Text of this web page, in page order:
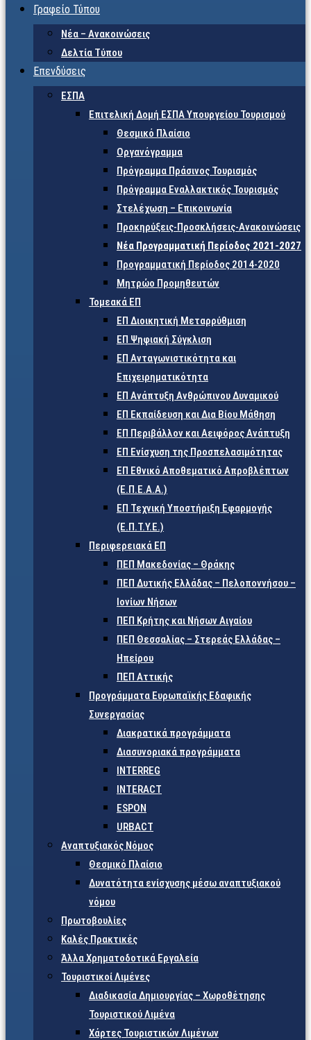
Γραφείο Τύπου
Νέα – Ανακοινώσεις
Δελτία Τύπου
Επενδύσεις
ΕΣΠΑ
Επιτελική Δομή ΕΣΠΑ Υπουργείου Τουρισμού
Θεσμικό Πλαίσιο
Οργανόγραμμα
Πρόγραμμα Πράσινος Τουρισμός
Πρόγραμμα Εναλλακτικός Τουρισμός
Στελέχωση – Επικοινωνία
Προκηρύξεις-Προσκλήσεις-Ανακοινώσεις
Νέα Προγραμματική Περίοδος 2021-2027
Προγραμματική Περίοδος 2014-2020
Μητρώο Προμηθευτών
Τομεακά ΕΠ
ΕΠ Διοικητική Μεταρρύθμιση
ΕΠ Ψηφιακή Σύγκλιση
ΕΠ Ανταγωνιστικότητα και
Επιχειρηματικότητα
ΕΠ Ανάπτυξη Ανθρώπινου Δυναμικού
ΕΠ Εκπαίδευση και Δια Βίου Μάθηση
ΕΠ Περιβάλλον και Αειφόρος Ανάπτυξη
ΕΠ Ενίσχυση της Προσπελασιμότητας
ΕΠ Εθνικό Αποθεματικό Απροβλέπτων
(Ε.Π.Ε.Α.Α.)
ΕΠ Τεχνική Υποστήριξη Εφαρμογής
(Ε.Π.Τ.Υ.Ε.)
Περιφερειακά ΕΠ
ΠΕΠ Μακεδονίας – Θράκης
ΠΕΠ Δυτικής Ελλάδας – Πελοποννήσου –
Ιονίων Νήσων
ΠΕΠ Κρήτης και Νήσων Αιγαίου
ΠΕΠ Θεσσαλίας – Στερεάς Ελλάδας –
Ηπείρου
ΠΕΠ Αττικής
Προγράμματα Ευρωπαϊκής Εδαφικής
Συνεργασίας
Διακρατικά προγράμματα
Διασυνοριακά προγράμματα
INTERREG
INTERACT
ESPON
URBACT
Αναπτυξιακός Νόμος
Θεσμικό Πλαίσιο
Δυνατότητα ενίσχυσης μέσω αναπτυξιακού
νόμου
Πρωτοβουλίες
Καλές Πρακτικές
Άλλα Χρηματοδοτικά Εργαλεία
Τουριστικοί Λιμένες
Διαδικασία Δημιουργίας – Χωροθέτησης
Τουριστικού Λιμένα
Χάρτες Τουριστικών Λιμένων